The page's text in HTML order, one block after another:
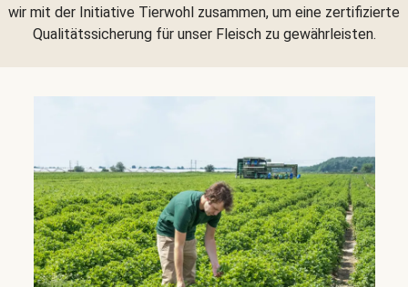
wir mit der Initiative Tierwohl zusammen, um eine zertifizierte
Qualitätssicherung für unser Fleisch zu gewährleisten.